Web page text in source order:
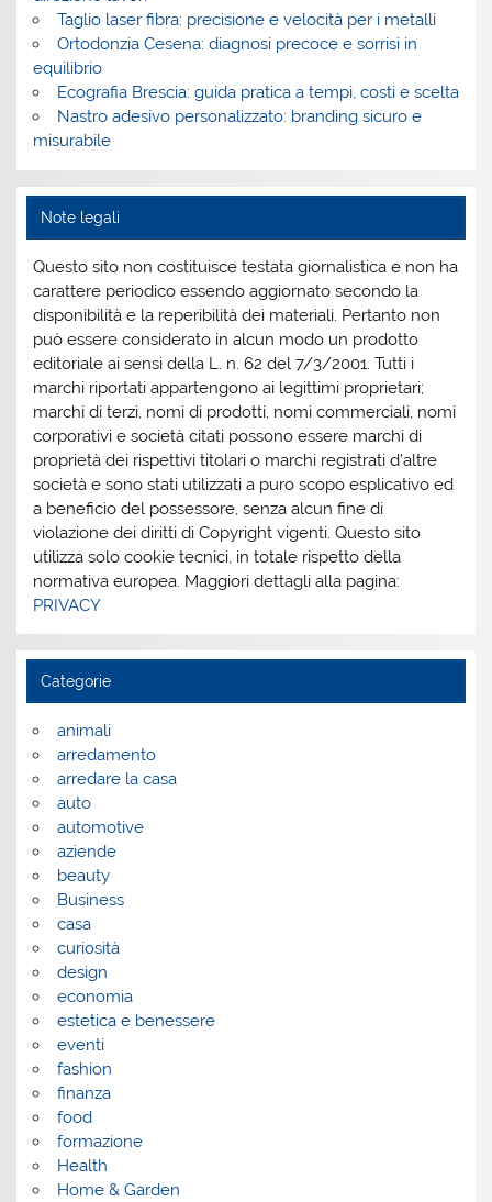
Taglio laser fibra: precisione e velocità per i metalli
Ortodonzia Cesena: diagnosi precoce e sorrisi in
equilibrio
Ecografia Brescia: guida pratica a tempi, costi e scelta
Nastro adesivo personalizzato: branding sicuro e
misurabile
Note legali
Questo sito non costituisce testata giornalistica e non ha
carattere periodico essendo aggiornato secondo la
disponibilità e la reperibilità dei materiali. Pertanto non
può essere considerato in alcun modo un prodotto
editoriale ai sensi della L. n. 62 del 7/3/2001. Tutti i
marchi riportati appartengono ai legittimi proprietari;
marchi di terzi, nomi di prodotti, nomi commerciali, nomi
corporativi e società citati possono essere marchi di
proprietà dei rispettivi titolari o marchi registrati d’altre
società e sono stati utilizzati a puro scopo esplicativo ed
a beneficio del possessore, senza alcun fine di
violazione dei diritti di Copyright vigenti. Questo sito
utilizza solo cookie tecnici, in totale rispetto della
normativa europea. Maggiori dettagli alla pagina:
PRIVACY
Categorie
animali
arredamento
arredare la casa
auto
automotive
aziende
beauty
Business
casa
curiosità
design
economia
estetica e benessere
eventi
fashion
finanza
food
formazione
Health
Home & Garden